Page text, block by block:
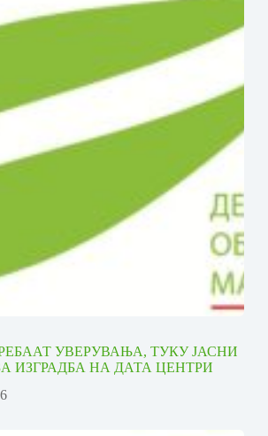
УВЕРУВАЊА, ТУКУ ЈАСНИ
ИЗГРАДБА НА ДАТА ЦЕНТРИ